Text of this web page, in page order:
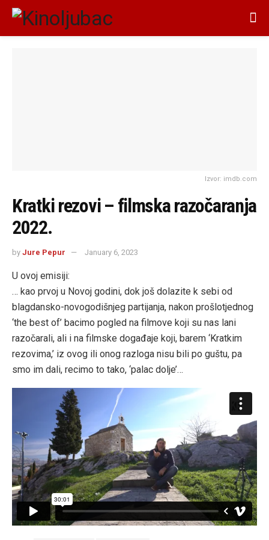
Izvor: imdb.com
Kratki rezovi – filmska razočaranja
2022.
by Jure Pepur January 6, 2023
U ovoj emisiji:
… kao prvoj u Novoj godini, dok još dolazite k sebi od
blagdansko-novogodišnjeg partijanja, nakon prošlotjednog
‘the best of’ bacimo pogled na filmove koji su nas lani
razočarali, ali i na filmske događaje koji, barem ‘Kratkim
rezovima,’ iz ovog ili onog razloga nisu bili po guštu, pa
smo im dali, recimo to tako, ‘palac dolje’…